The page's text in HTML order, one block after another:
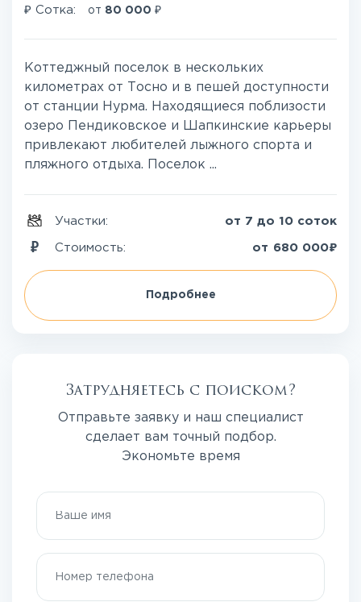
₽ Сотка: от 80 000 ₽
Коттеджный поселок в нескольких
километрах от Тосно и в пешей доступности
от станции Нурма. Находящиеся поблизости
озеро Пендиковское и Шапкинские карьеры
привлекают любителей лыжного спорта и
пляжного отдыха. Поселок ...
Участки: от 7 до 10 соток
Стоимость: от 680 000₽
Подробнее
Затрудняетесь с поиском?
Отправьте заявку и наш специалист
сделает вам точный подбор.
Экономьте время